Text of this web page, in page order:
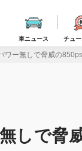
車ニュース チュ
ワー無しで脅威の
しで脅